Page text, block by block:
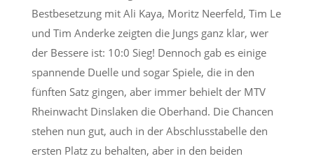
Bestbesetzung mit Ali Kaya, Moritz Neerfeld, Tim Le
und Tim Anderke zeigten die Jungs ganz klar, wer
der Bessere ist: 10:0 Sieg! Dennoch gab es einige
spannende Duelle und sogar Spiele, die in den
fünften Satz gingen, aber immer behielt der MTV
Rheinwacht Dinslaken die Oberhand. Die Chancen
stehen nun gut, auch in der Abschlusstabelle den
ersten Platz zu behalten, aber in den beiden